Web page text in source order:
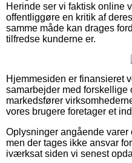
Herinde ser vi faktisk online
offentliggøre en kritik af
samme måde kan drages
tilfredse kunderne er.
Hjemmesiden er finansieret
samarbejder med forskellige
markedsfører
vores brugere foretager et
Oplysninger angående
men der tages ikke ansvar
iværksat siden vi senest